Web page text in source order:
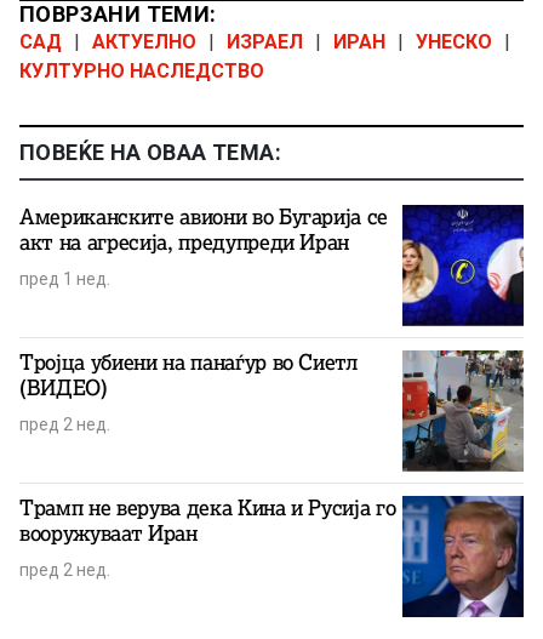
ПОВРЗАНИ ТЕМИ:
САД АКТУЕЛНО ИЗРАЕЛ ИРАН УНЕСКО
КУЛТУРНО НАСЛЕДСТВО
ПОВЕЌЕ НА ОВАА ТЕМА:
Американските авиони во Бугарија се
акт на агресија, предупреди Иран
пред 1 нед.
Тројца убиени на панаѓур во Сиетл
(ВИДЕО)
пред 2 нед.
Трамп не верува дека Кина и Русија го
вооружуваат Иран
пред 2 нед.